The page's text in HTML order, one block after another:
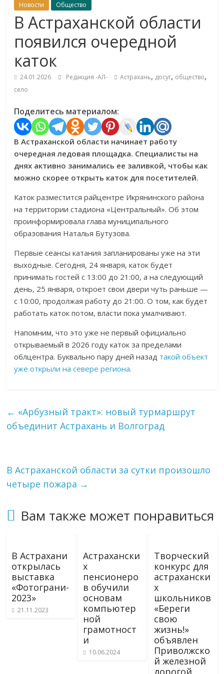
Новости Общество
В Астраханской области
появился очередной
каток
24.01.2026 Редакция -АЛ- Астрахань, досуг, общество,
село
Поделитесь материалом:
В Астраханской области начинает работу
очередная ледовая площадка. Специалисты на
днях активно занимались ее заливкой, чтобы как
можно скорее открыть каток для посетителей.
Каток разместится райцентре Икрянинского района
на территории стадиона «Центральный». Об этом
проинформировала глава муниципального
образования Наталья Бутузова.
Первые сеансы катания запланированы уже на эти
выходные. Сегодня, 24 января, каток будет
принимать гостей с 13:00 до 21:00, а на следующий
день, 25 января, откроет свои двери чуть раньше —
с 10:00, продолжая работу до 21:00. О том, как будет
работать каток потом, власти пока умалчивают.
Напомним, что это уже не первый официально
открываемый в 2026 году каток за пределами
облцентра. Буквально пару дней назад такой объект
уже открыли на севере региона.
← «Арбузный тракт»: новый турмаршрут
объединит Астрахань и Волгоград
В Астраханской области за сутки произошло
четыре пожара →
Вам также может понравиться
В Астрахани
открылась
выставка
«Фотограни-
2023»
21.11.2023
Астрахански
х
пенсионеро
в обучили
основам
компьютер
ной
грамотност
и
10.06.2024
Творческий
конкурс для
астрахански
х
школьников
«Береги
свою
жизнь!»
объявлен
Приволжско
й железной
дорогой